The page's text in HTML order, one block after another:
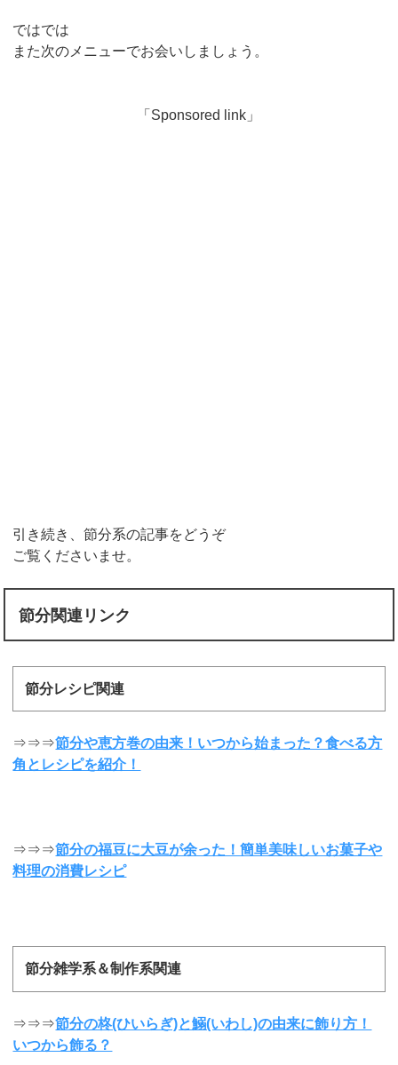
ではでは
また次のメニューでお会いしましょう。
「Sponsored link」
引き続き、節分系の記事をどうぞ
ご覧くださいませ。
節分関連リンク
節分レシピ関連
⇒⇒⇒節分や恵方巻の由来！いつから始まった？食べる方
角とレシピを紹介！
⇒⇒⇒節分の福豆に大豆が余った！簡単美味しいお菓子や
料理の消費レシピ
節分雑学系＆制作系関連
⇒⇒⇒節分の柊(ひいらぎ)と鰯(いわし)の由来に飾り方！
いつから飾る？